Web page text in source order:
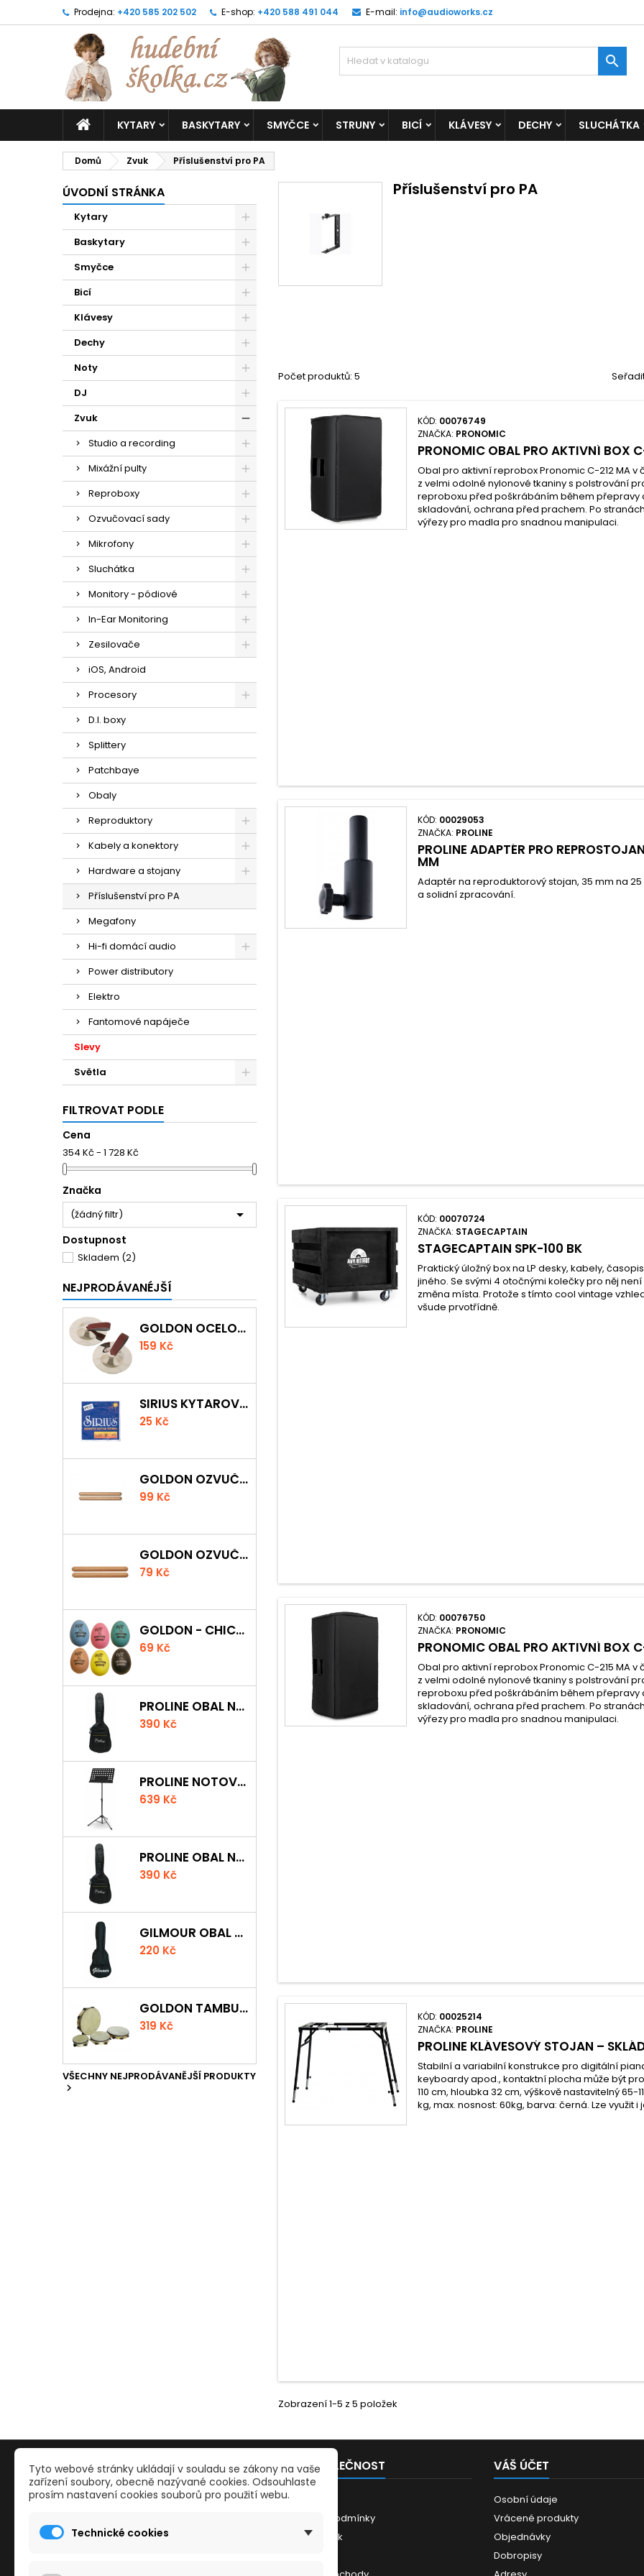
Prodejna: +420 585 202 502 E-shop: +420 588 491 044 E-mail: info@audioworks.cz

KYTARY BASKYTARY SMYČCE STRUNY BICÍ KLÁVESY DECHY SLUCHÁTKA
Domů Zvuk Příslušenství pro PA
ÚVODNÍ STRÁNKA
Kytary
Baskytary
Smyčce
Bicí
Klávesy
Dechy
Noty
DJ
Zvuk
Studio a recording
Mixážní pulty
Reproboxy
Ozvučovací sady
Mikrofony
Sluchátka
Monitory - pódiové
In-Ear Monitoring
Zesilovače
iOS, Android
Procesory
D.I. boxy
Splittery
Patchbaye
Obaly
Reproduktory
Kabely a konektory
Hardware a stojany
Příslušenství pro PA
Megafony
Hi-fi domácí audio
Power distributory
Elektro
Fantomové napáječe
Slevy
Světla
FILTROVAT PODLE
Cena
354 Kč - 1 728 Kč
Značka
(žádný filtr) 
Dostupnost
Skladem (2)
NEJPRODÁVANÉJŠÍ
GOLDON OCELOVÉ PRSTOVÉ ČINELKY
159 Kč
SIRIUS KYTAROVÁ STRUNA
25 Kč
GOLDON OZVUČNÁ DŘÍVKA 18 X 200MM
99 Kč
GOLDON OZVUČNÁ DŘÍVKA 15 X 150MM
79 Kč
GOLDON - CHICKEN SHAKER
69 Kč
PROLINE OBAL NA AKUSTICKOU KYTARU S 5 MM POLSTROVÁNÍM
390 Kč
PROLINE NOTOVÝ PULT ODLEHČENÝ
639 Kč
PROLINE OBAL NA KLASICKOU KYTARU S 5 MM POLSTROVÁNÍM
390 Kč
GILMOUR OBAL NA UKULELE CONCERT
220 Kč
GOLDON TAMBURÍNA S BLÁNOU A ČINELKY 20CM
319 Kč
VŠECHNY NEJPRODÁVANĚJŠÍ PRODUKTY

Příslušenství pro PA
Počet produktů: 5
KÓD: 00076749
ZNAČKA: PRONOMIC
PRONOMIC OBAL PRO AKTIVNÍ BOX
Obal pro aktivní reprobox Pronomic C-212 MA
z velmi odolné nylonové tkaniny s polstrování
reproboxu před poškrábáním během přepravy
skladování, ochrana před prachem. Po
výřezy pro madla pro snadnou manipulaci.
KÓD: 00029053
ZNAČKA: PROLINE
PROLINE ADAPTÉR PRO
MM
Adaptér na reproduktorový stojan, 35 mm na
a solidní zpracování.
KÓD: 00070724
ZNAČKA: STAGECAPTAIN
STAGECAPTAIN SPK-100 BK
Praktický úložný box na LP desky, kabely,
jiného. Se svými 4 otočnými kolečky pro něj
změna místa. Protože s tímto cool vintage
všude prvotřídně.
KÓD: 00076750
ZNAČKA: PRONOMIC
PRONOMIC OBAL PRO AKTIVNÍ BOX
Obal pro aktivní reprobox Pronomic C-215 MA
z velmi odolné nylonové tkaniny s polstrování
reproboxu před poškrábáním během přepravy
skladování, ochrana před prachem. Po
výřezy pro madla pro snadnou manipulaci.
KÓD: 00025214
ZNAČKA: PROLINE
PROLINE KLÁVESOVÝ STOJAN –
Stabilní a variabilní konstrukce pro digitální
keyboardy apod., kontaktní plocha může být
110 cm, hloubka 32 cm, výškově nastavitelný 65-
kg, max. nosnost: 60kg, barva: černá. Lze využit
Zobrazení 1-5 z 5 položek
PRODUKTY
Reklamace a odstoupení od smlouvy
Nové zboží
NAŠE SPOLEČNOST
Kontakty
Obchodní podmínky
Mapa stránek
VÁŠ ÚČET
Osobní údaje
Vrácené produkty
Objednávky
Dobropisy
Tyto webové stránky ukládají v souladu se zákony na vaše
zařízení soubory, obecně nazývané cookies. Odsouhlaste
prosím nastavení cookies souborů pro použití webu.
Technické cookies